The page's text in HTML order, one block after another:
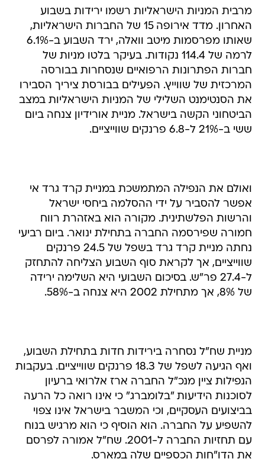
מרבית המניות הישראליות רשמו ירידות בשבוע
האחרון. מדד אירופה 15 של החברות הישראליות,
שאותו מפרסמות מיטב וואלה, ירד השבוע ב-6.1%
לרמה של 114.4 נקודות. בעיקר בלטו מניות של
חברות הפתרונות הרפואיים שנסחרות בבורסה
המרכזית של שווייץ. הפעילים בבורסת ציריך הסבירו
את הסנטימנט השלילי של המניות הישראליות במצב
הביטחוני הקשה בישראל. מניית אורידיון צנחה ביום
ששי ב-21% ל-6.8 פרנקים שווייציים.
ואולם את הנפילה המתמשכת במניית קרד גרד אי
אפשר להסביר על ידי ההסלמה ביחסי ישראל
והרשות הפלשתינית. מקורה הוא באזהרת רווח
חמורה שפירסמה החברה בתחילת ינואר. ביום רביעי
נחתה מניית קרד גרד בשפל של 24.5 פרנקים
שווייציים, אך לקראת סוף השבוע הצליחה להתחזק
ל-27.4 פר"ש. בסיכום השבועי היא השלימה ירידה
של 8%, אך מתחילת 2002 היא צנחה ב-58%.
מניית שח"ל נסחרה בירידות חדות בתחילת השבוע,
ואף הגיעה לשפל של 18.3 פרנקים שווייציים. בעקבות
הנפילות ציין מנכ"ל החברה ארז אלרואי ברעיון
לסוכנות הידיעות "בלומברג" כי אינו רואה כל הרעה
בביצועים העסקיים, וכי המשבר בישראל אינו צפוי
להשפיע על החברה. הוא הוסיף כי הוא מרגיש בנוח
עם תחזיות החברה ל-2001. שח"ל אמורה לפרסם
את הדו"חות הכספיים שלה במארס.